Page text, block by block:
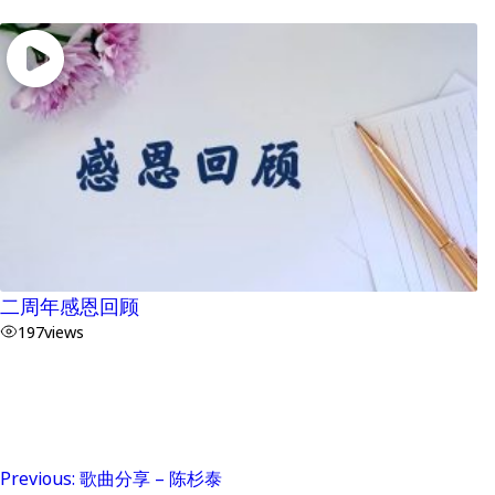
二周年感恩回顾
197views
Previous: 歌曲分享 – 陈杉泰